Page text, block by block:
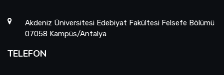
Akdeniz Üniversitesi Edebiyat Fakültesi Felsefe Bölümü
07058 Kampüs/Antalya
TELEFON